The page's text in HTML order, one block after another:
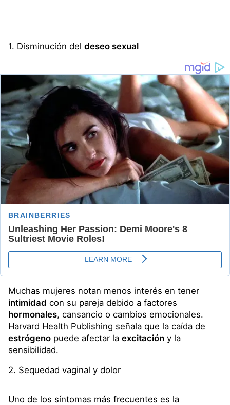
1. Disminución del deseo sexual
Muchas mujeres notan menos interés en tener
intimidad con su pareja debido a factores
hormonales, cansancio o cambios emocionales.
Harvard Health Publishing señala que la caída de
estrógeno puede afectar la excitación y la
sensibilidad.
2. Sequedad vaginal y dolor
Uno de los síntomas más frecuentes es la